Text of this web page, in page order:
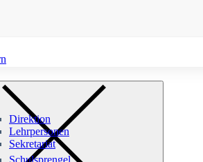
Direktion
Lehrpersonen
Sekretariat
Schulsprengel